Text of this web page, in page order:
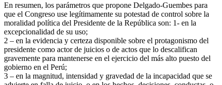
En resumen, los parámetros que propone Delgado-Guembes para
que el Congreso use legítimamente su potestad de control sobre la
moralidad política del Presidente de la República son: 1- en la
excepcionalidad de su uso;
2 – en la evidencia y certeza disponible sobre el protagonismo del
presidente como actor de juicios o de actos que lo descalifican
gravemente para mantenerse en el ejercicio del más alto puesto del
gobierno en el Perú;
3 – en la magnitud, intensidad y gravedad de la incapacidad que se